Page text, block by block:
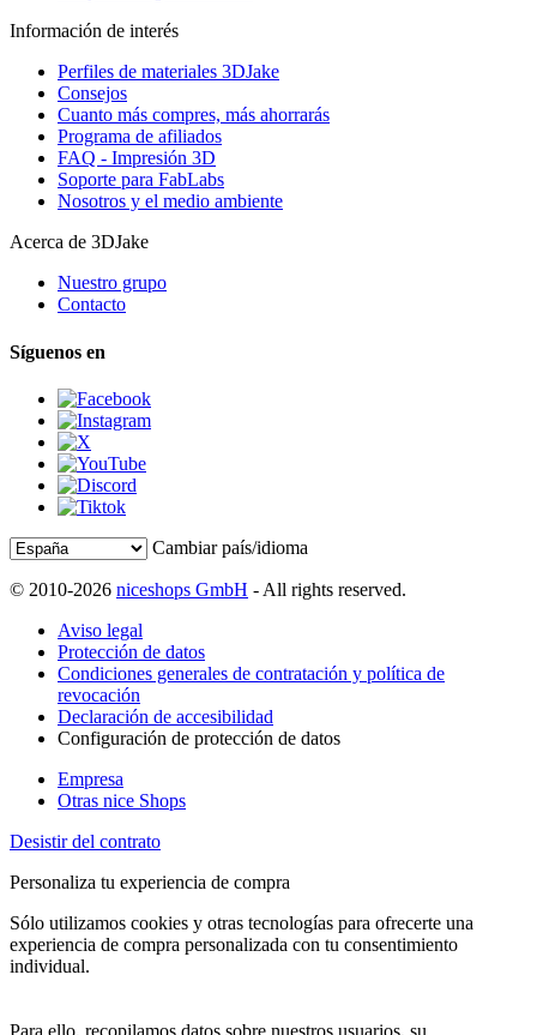
Información de interés
Perfiles de materiales 3DJake
Consejos
Cuanto más compres, más ahorrarás
Programa de afiliados
FAQ - Impresión 3D
Soporte para FabLabs
Nosotros y el medio ambiente
Acerca de 3DJake
Nuestro grupo
Contacto
Síguenos en
Cambiar país/idioma
© 2010-2026 niceshops GmbH - All rights reserved.
Aviso legal
Protección de datos
Condiciones generales de contratación y política de
revocación
Declaración de accesibilidad
Configuración de protección de datos
Empresa
Otras nice Shops
Desistir del contrato
Personaliza tu experiencia de compra
Sólo utilizamos cookies y otras tecnologías para ofrecerte una
experiencia de compra personalizada con tu consentimiento
individual.
Para ello, recopilamos datos sobre nuestros usuarios, su